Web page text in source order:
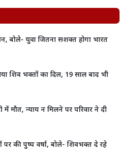
बोले- युवा जितना सशक्त होगा भारत
शिव भक्तों का दिल, 19 साल बाद भी
न्याय न मिलने पर परिवार ने दी
पर की पुष्प वर्षा, बोले- शिवभक्त दे रहे